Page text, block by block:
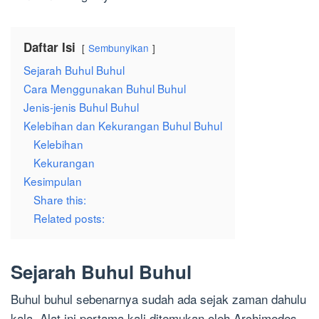
Daftar Isi Sembunyikan
Sejarah Buhul Buhul
Cara Menggunakan Buhul Buhul
Jenis-jenis Buhul Buhul
Kelebihan dan Kekurangan Buhul Buhul
Kelebihan
Kekurangan
Kesimpulan
Share this:
Related posts:
Sejarah Buhul Buhul
Buhul buhul sebenarnya sudah ada sejak zaman dahulu